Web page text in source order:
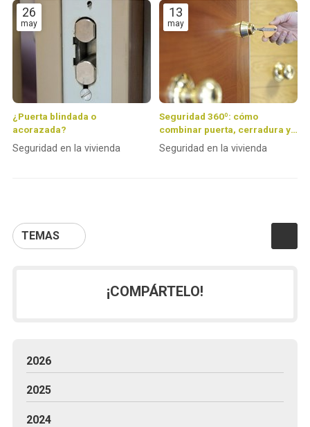
TEMAS
26
may
¿Puerta blindada o
acorazada?
Seguridad en la vivienda
13
may
Seguridad 360º: cómo
combinar puerta, cerradura y
alarma para crear un hogar
inexpugnable
Seguridad en la vivienda
¡COMPÁRTELO!
2026
2025
2024